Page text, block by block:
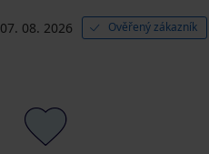
07. 08. 2026 Ověřený zákazník